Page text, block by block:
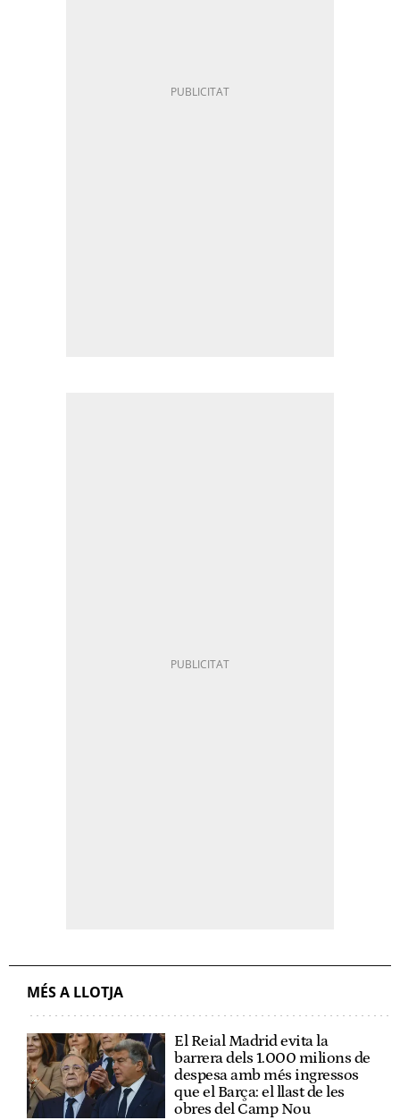
MÉS A LLOTJA
El Reial Madrid evita la
barrera dels 1.000 milions de
despesa amb més ingressos
que el Barça: el llast de les
obres del Camp Nou